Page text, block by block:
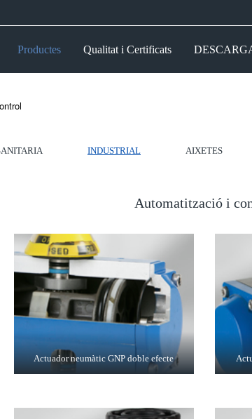
Productes Qualitat i Certificats
INDUSTRIAL AIXETES
Automatització i
Actuador neumàtic GNP doble efecte